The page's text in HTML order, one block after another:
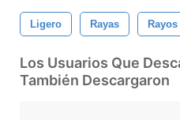
Ligero Rayas Rayos
Los Usuarios Que
También Descargaron